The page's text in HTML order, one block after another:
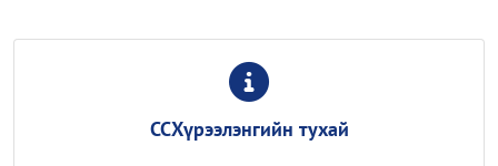
ССХүрээлэнгийн тухай